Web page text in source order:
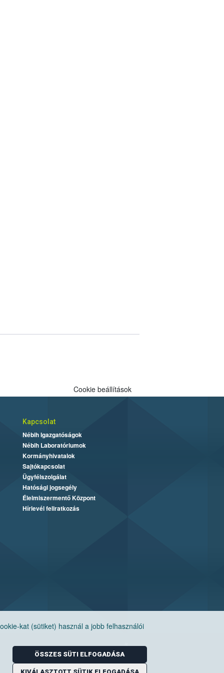
kat (sütiket) használ a jobb felhasználói
ÖSSZES SÜTI ELFOGADÁSA
Cookie beállítások
Kapcsolat
Nébih Igazgatóságok
Nébih Laboratóriumok
Kormányhivatalok
Sajtókapcsolat
Ügyfélszolgálat
Hatósági jogsegély
Élelmiszermentő Központ
Hírlevél feliratkozás